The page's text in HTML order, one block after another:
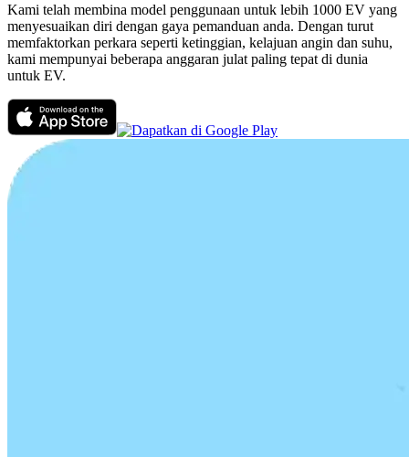
Kami telah membina model penggunaan untuk lebih 1000 EV yang
menyesuaikan diri dengan gaya pemanduan anda. Dengan turut
memfaktorkan perkara seperti ketinggian, kelajuan angin dan suhu,
kami mempunyai beberapa anggaran julat paling tepat di dunia
untuk EV.